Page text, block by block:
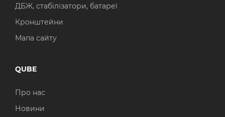
ДБЖ, стабілізатори, батареї
Кронштейни
Мапа сайту
QUBE
Про нас
Новини